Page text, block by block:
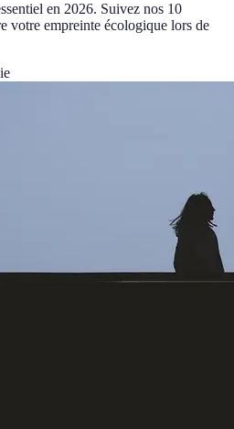
en 2026. Suivez nos 10
votre empreinte écologique lors de